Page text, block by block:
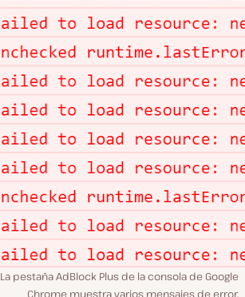
La pestaña AdBlock Plus de la consola de Google
Chrome muestra varios mensajes de error.